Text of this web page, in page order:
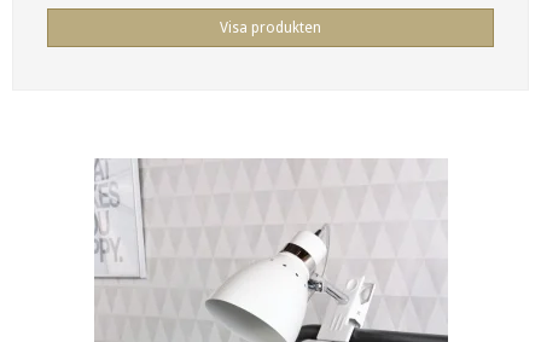
Visa produkten